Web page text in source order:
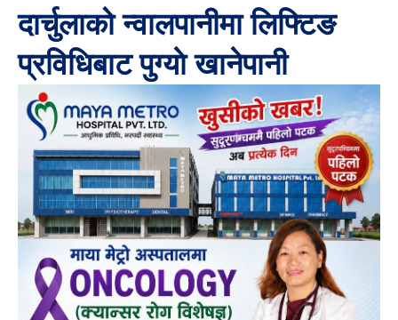
दार्चुलाको न्वालपानीमा लिफ्टिङ
प्रविधिबाट पुग्याे खानेपानी